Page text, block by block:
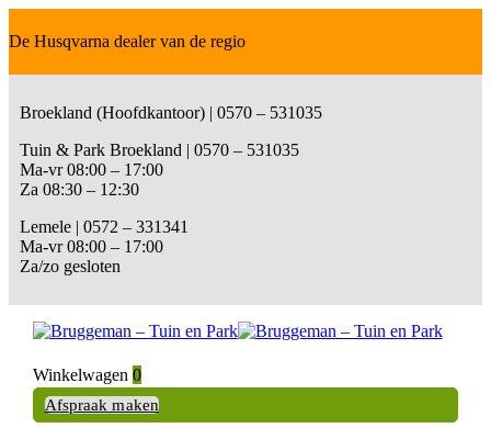
De Husqvarna dealer van de regio
Broekland (Hoofdkantoor) | 0570 – 531035
Tuin & Park Broekland | 0570 – 531035
Ma-vr 08:00 – 17:00
Za 08:30 – 12:30
Lemele | 0572 – 331341
Ma-vr 08:00 – 17:00
Za/zo gesloten
Winkelwagen 0
Afspraak maken